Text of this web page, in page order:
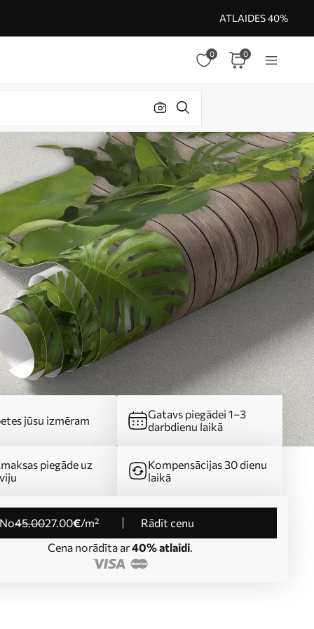
ATLAIDES 40%
0 0
jūsu izmēram
Gatavs piegādei 1–3
darbdienu laikā
piegāde uz
Kompensācijas 30 dienu
laikā
no45.0027.00€/m²
Rādīt cenu
Cena norādīta ar40% atlaidi.